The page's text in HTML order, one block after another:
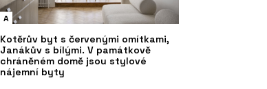
A
Kotěrův byt s červenými omítkami,
Janákův s bílými. V památkově
chráněném domě jsou stylové
nájemní byty